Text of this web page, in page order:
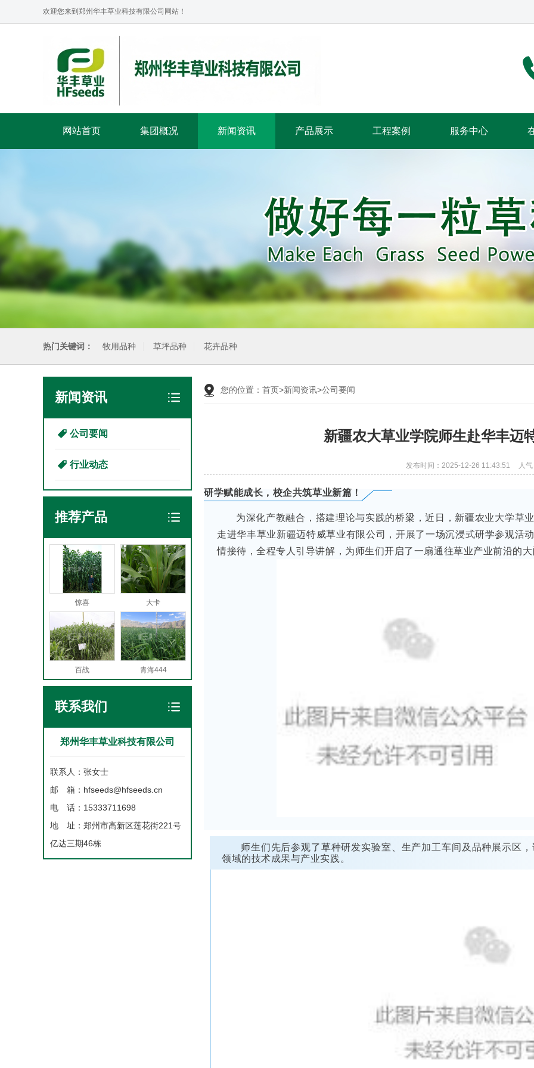
欢迎您来到郑州华丰草业科技有限公司网站！
网站首页 集团概况 新闻资讯 产品展示 工程案例 服务中心
热门关键词： 牧用品种 草坪品种 花卉品种
新闻资讯
公司要闻
行业动态
推荐产品
惊喜 大卡
百战 青海444
联系我们
郑州华丰草业科技有限公司
联系人：张女士
邮 箱：hfseeds@hfseeds.cn
电 话：15333711698
地 址：郑州市高新区莲花街221号
亿达三期46栋
您的位置： 首页>新闻资讯>公司要闻
新疆农大草业学院师生赴华丰迈
发布时间：2025-12-26 11:43:51 人
研学赋能成长，校企共筑草业新篇！
为深化产教融合，搭建理论与实践的桥梁，近日，新疆农业大学草
走进华丰草业新疆迈特威草业有限公司，开展了一场沉浸式研学参观活
情接待，全程专人引导讲解，为师生们开启了一扇通往草业产业前沿的大
师生们先后参观了草种研发实验室、生产加工车间及品种展示区
领域的技术成果与产业实践。